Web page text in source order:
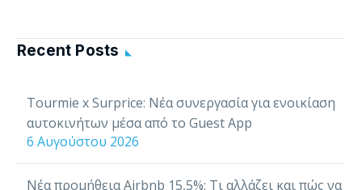
μετάβαση για
ξενοδοχεία»
Recent Posts
Tourmie x Surprice: Νέα συνεργασία για ενοικίαση
αυτοκινήτων μέσα από το Guest App
6 Αυγούστου 2026
Νέα προμήθεια Airbnb 15,5%: Τι αλλάζει και πώς να